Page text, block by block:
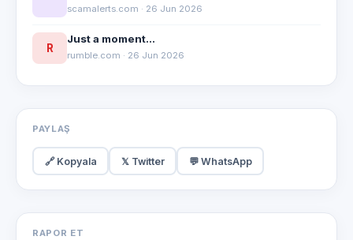
scamalerts.com · 26 Jun 2026
R
Just a moment...
rumble.com · 26 Jun 2026
PAYLAŞ
🔗 Kopyala 𝕏 Twitter 💬 WhatsApp
RAPOR ET